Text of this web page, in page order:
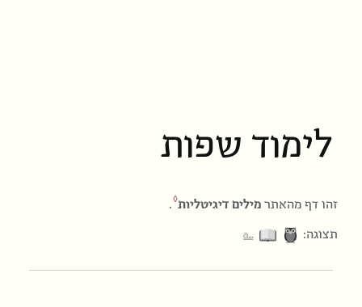
לימוד שפות
זהו דף מהאתרמילים דיגיטליות .
תצוגה: ⎁